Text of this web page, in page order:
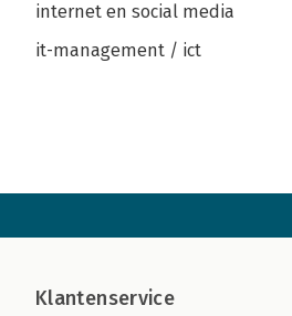
internet en social media
it-management / ict
Klantenservice